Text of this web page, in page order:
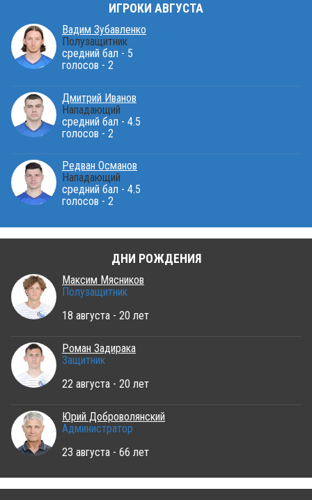
ИГРОКИ АВГУСТА
Вадим Зубавленко
Полузащитник
средний бал - 5
голосов - 2
Дмитрий Иванов
Нападающий
средний бал - 4.5
голосов - 2
Редван Османов
Нападающий
средний бал - 4.5
голосов - 2
ДНИ РОЖДЕНИЯ
Максим Мясников
Полузащитник
18 августа - 20 лет
Роман Задирака
Защитник
22 августа - 20 лет
Юрий Доброволянский
Администратор
23 августа - 66 лет